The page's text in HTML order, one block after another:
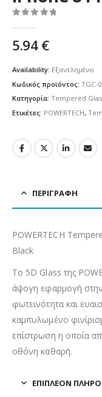
5.94€
Availability: Εξαντλημένο
Κωδικός προϊόντος: TGC-
Κατηγορία: Tempered
Ετικέτες: POWERTECH,
ΠΕΡΙΓΡΑΦΉ
POWERTECH
Black
Το 5D Glass της
άψογη εφαρμογή
φωτεινότητα και
καμπυλωμένο
επίστρωση η οποία
οθόνη καθαρή.
ΕΠΙΠΛΈΟΝ